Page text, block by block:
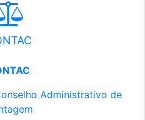
Administrativo de